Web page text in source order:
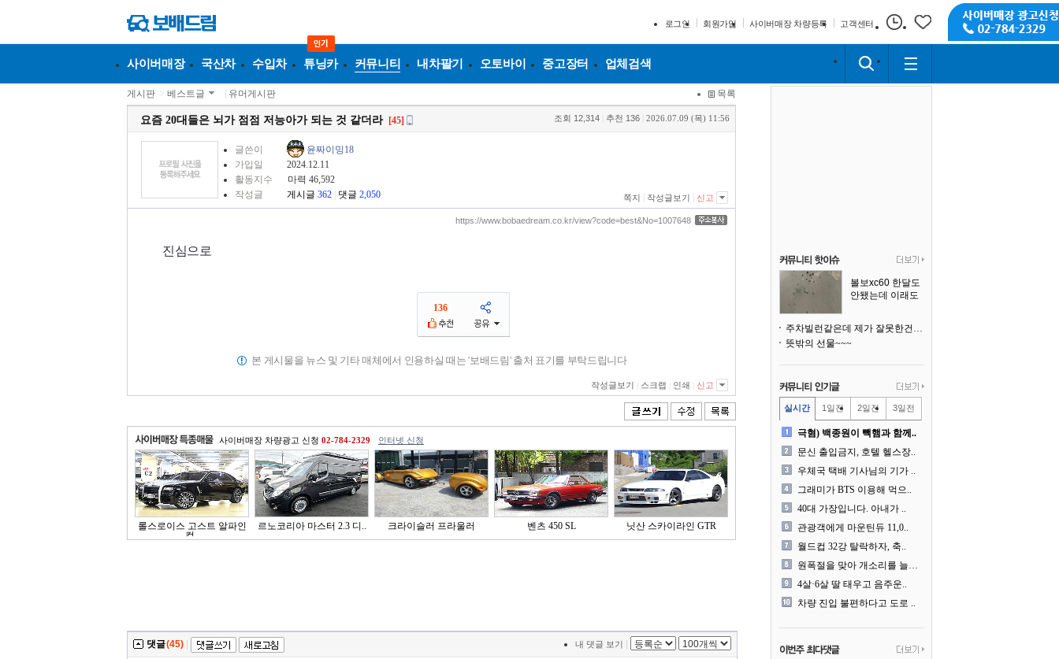
로그인 회원가입 사이버매장 차량등록 고객센터
사이버매장 국산차 수입차 튜닝카 커뮤니티 내차팔기 오토바이 중고장터 업체검색
게시판 > 베스트글 유머게시판 목록
요즘 20대들은 뇌가 점점 저능아가 되는 것 같더라 [45] 조회 12,314 추천 136 2026.07.09 (목) 11:56
글쓴이
윤짜이밍18
가입일
2024.12.11
활동지수
마력 46,592
작성글
게시글 362 댓글 2,050 쪽지 작성글보기 신고
https://www.bobaedream.co.kr/view?code=best&No=1007648
진심으로
136
본 게시물을 뉴스 및 기타 매체에서 인용하실 때는 '보배드림' 출처 표기를 부탁드립니다
작성글보기 스크랩 인쇄 신고
사이버매장 차량광고 신청 02-784-2329 인터넷 신청
롤스로이스 고스트 알파인
컬..
르노코리아 마스터 2.3 디.. 크라이슬러 프라울러 벤츠 450 SL 닛산 스카이라인 GTR
댓글(45) 내 댓글 보기
볼보xc60 한달도
안됐는데 이래도
주차빌런같은데 제가 잘못한건가요
뜻밖의 선물~~~
실시간 1일전 2일전 3일전
극혐) 백종원이 빽햄과 함께..
문신 출입금지, 호텔 헬스장..
우체국 택배 기사님의 기가 ..
그래미가 BTS 이용해 먹으..
40대 가장입니다. 아내가 ..
관광객에게 마운틴듀 11,0..
월드컵 32강 탈락하자, 축..
원폭절을 맞아 개소리를 늘어..
4살·6살 딸 태우고 음주운..
차량 진입 불편하다고 도로 ..